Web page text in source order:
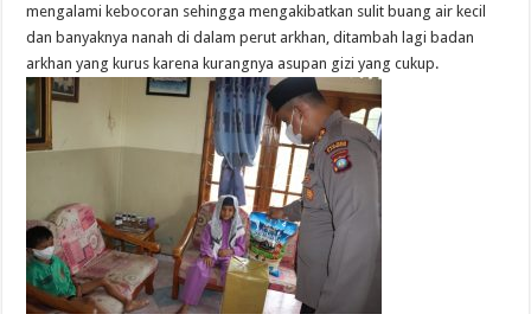
mengalami kebocoran sehingga mengakibatkan sulit buang air kecil
dan banyaknya nanah di dalam perut arkhan, ditambah lagi badan
arkhan yang kurus karena kurangnya asupan gizi yang cukup.